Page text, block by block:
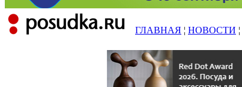
ГЛАВНАЯ ¦ НОВОСТИ ¦